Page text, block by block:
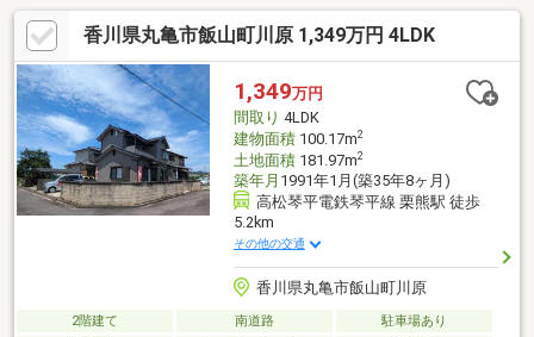
覧ください。値段がお手ごろな中古戸建てはいかがでしょうか。
来訪者を確認できる、TVインターホン付きです。
香川県丸亀市飯山町川原 1,349万円 4LDK
1,349万円
間取り 4LDK
建物面積100.17m2
土地面積181.97m2
築年月 1991年1月(築35年8ヶ月)
高松琴平電鉄琴平線 栗熊駅 徒歩
5.2km
その他の交通
香川県丸亀市飯山町川原
2階建て 南道路
駐車場あり